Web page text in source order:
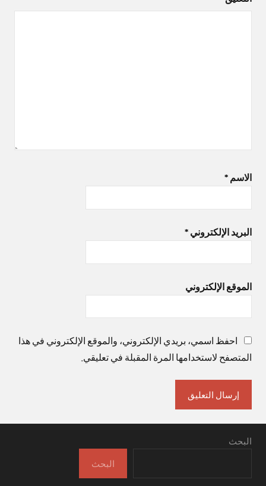
الاسم *
البريد الإلكتروني *
الموقع الإلكتروني
احفظ اسمي، بريدي الإلكتروني، والموقع الإلكتروني في هذا
المتصفح لاستخدامها المرة المقبلة في تعليقي.
البحث
البحث